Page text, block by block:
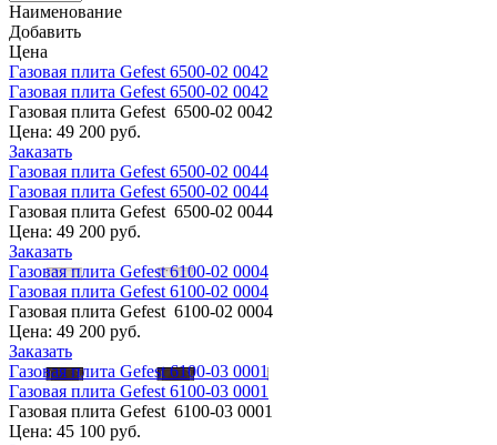
Наименование
Добавить
Цена
Газовая плита Gefest 6500-02 0042
Газовая плита Gefest 6500-02 0042
Газовая плита Gefest 6500-02 0042
Цена: 49 200 руб.
Заказать
Газовая плита Gefest 6500-02 0044
Газовая плита Gefest 6500-02 0044
Газовая плита Gefest 6500-02 0044
Цена: 49 200 руб.
Заказать
Газовая плита Gefest 6100-02 0004
Газовая плита Gefest 6100-02 0004
Газовая плита Gefest 6100-02 0004
Цена: 49 200 руб.
Заказать
Газовая плита Gefest 6100-03 0001
Газовая плита Gefest 6100-03 0001
Газовая плита Gefest 6100-03 0001
Цена: 45 100 руб.